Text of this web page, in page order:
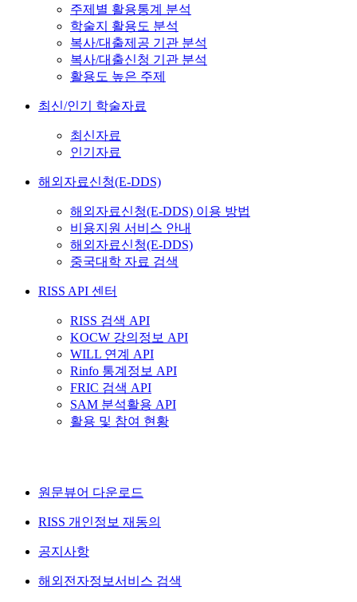
주제별 활용통계 분석
학술지 활용도 분석
복사/대출제공 기관 분석
복사/대출신청 기관 분석
활용도 높은 주제
최신/인기 학술자료
최신자료
인기자료
해외자료신청(E-DDS)
해외자료신청(E-DDS) 이용 방법
비용지원 서비스 안내
해외자료신청(E-DDS)
중국대학 자료 검색
RISS API 센터
RISS 검색 API
KOCW 강의정보 API
WILL 연계 API
Rinfo 통계정보 API
FRIC 검색 API
SAM 분석활용 API
활용 및 참여 현황
원문뷰어 다운로드
RISS 개인정보 재동의
공지사항
해외전자정보서비스 검색